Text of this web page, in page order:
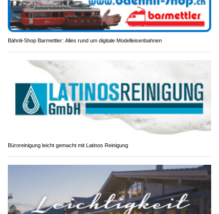
Bähnli-Shop Barmettler: Alles rund um digitale Modelleisenbahnen
Büroreinigung leicht gemacht mit Latinos Reinigung